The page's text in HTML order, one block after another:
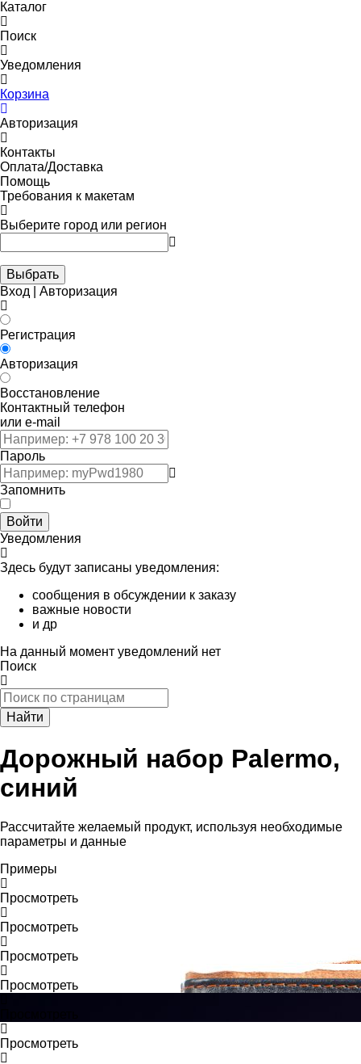
Каталог
Поиск
Уведомления
Корзина
Авторизация
Контакты
Оплата/Доставка
Помощь
Требования к макетам
Выберите город или регион
Выбрать
Вход | Авторизация
Регистрация
Авторизация
Восстановление
Контактный телефон
или e-mail
Пароль
Запомнить
Войти
Уведомления
Здесь будут записаны уведомления:
сообщения в обсуждении к заказу
важные новости
и др
На данный момент уведомлений нет
Поиск
Найти
Дорожный набор Palermo,
синий
Рассчитайте желаемый продукт, используя необходимые
параметры и данные
Примеры
Просмотреть
Просмотреть
Просмотреть
Просмотреть
Просмотреть